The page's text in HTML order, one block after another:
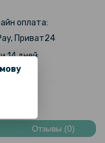
Spark Go 1 на заднюю
Go 1 / Spark Go 1S
оплата:
Приват24
14 дней
Отзывы (0)